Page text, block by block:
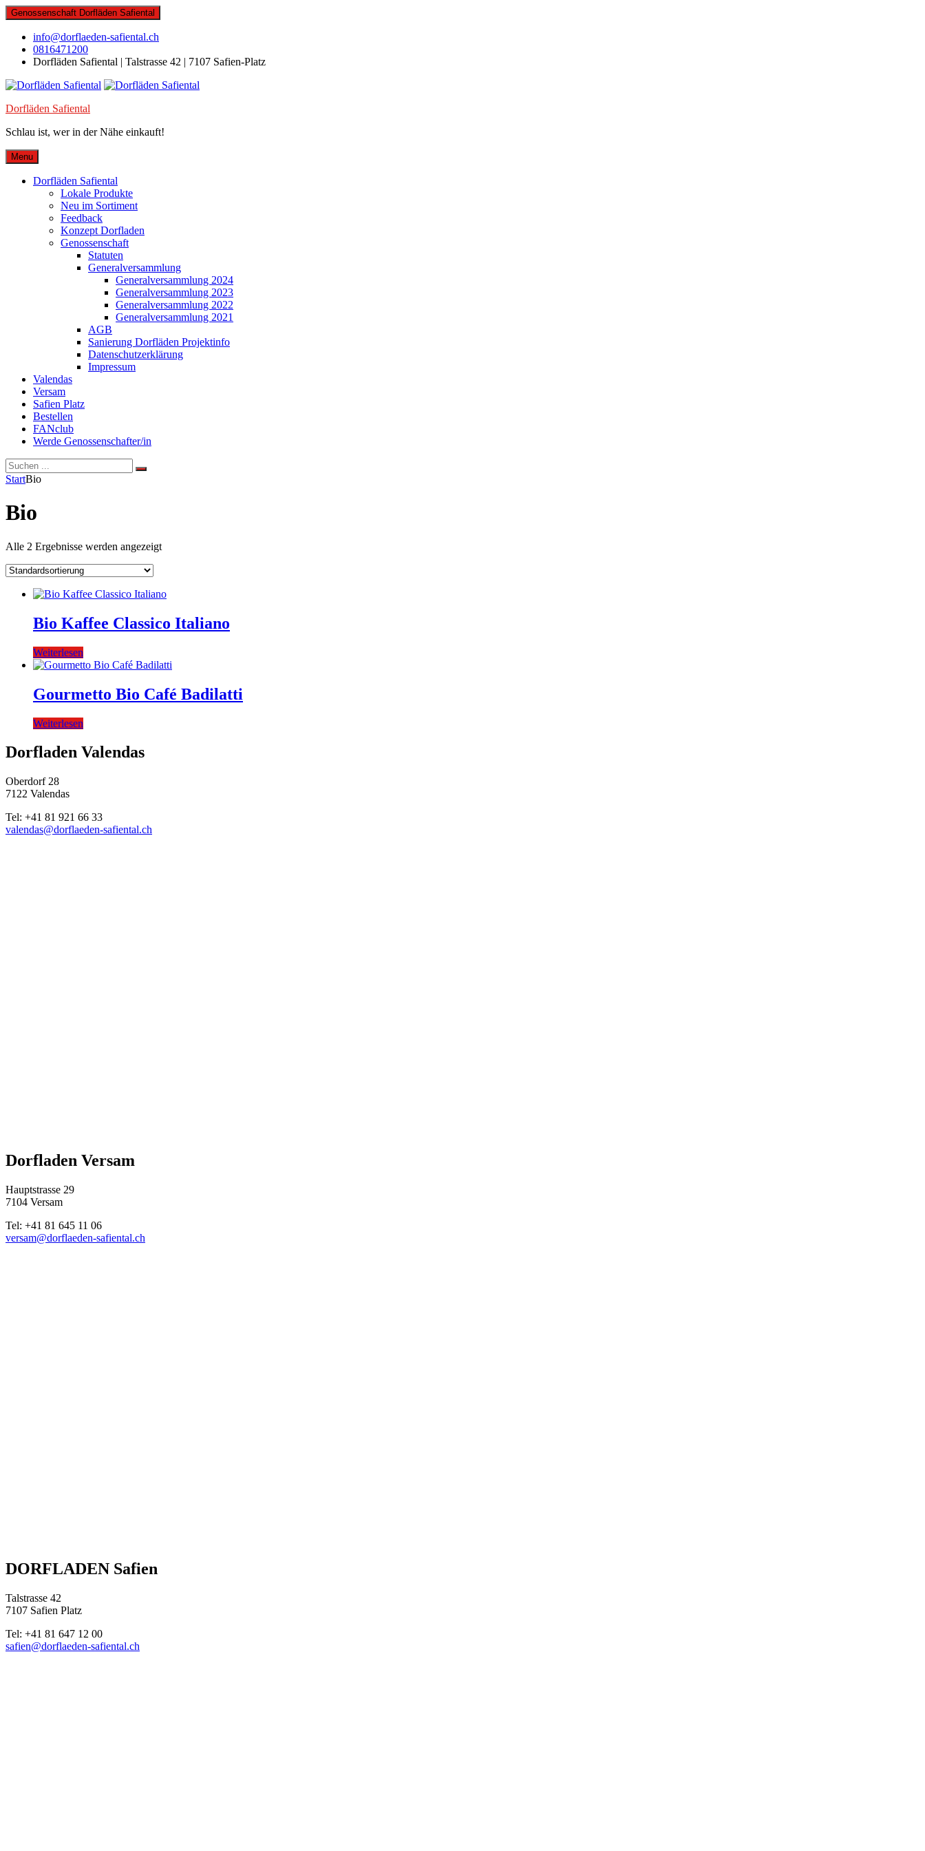
Skip
to
content
Genossenschaft Dorfläden Safiental
info@dorflaeden-safiental.ch
0816471200
Dorfläden Safiental | Talstrasse 42 | 7107 Safien-Platz
Dorfläden Safiental
Schlau ist, wer in der Nähe einkauft!
Menu
Dorfläden Safiental
Lokale Produkte
Neu im Sortiment
Feedback
Konzept Dorfladen
Genossenschaft
Statuten
Generalversammlung
Generalversammlung 2024
Generalversammlung 2023
Generalversammlung 2022
Generalversammlung 2021
AGB
Sanierung Dorfläden Projektinfo
Datenschutzerklärung
Impressum
Valendas
Versam
Safien Platz
Bestellen
FANclub
Werde Genossenschafter/in
Search
Search
Search
for:
Site
StartBio
Bio
Alle 2 Ergebnisse werden angezeigt
Bio Kaffee Classico Italiano
Weiterlesen
Gourmetto Bio Café Badilatti
Weiterlesen
Dorfladen Valendas
Oberdorf 28
7122 Valendas
Tel: +41 81 921 66 33
valendas@dorflaeden-safiental.ch
Dorfladen Versam
Hauptstrasse 29
7104 Versam
Tel: +41 81 645 11 06
versam@dorflaeden-safiental.ch
DORFLADEN Safien
Talstrasse 42
7107 Safien Platz
Tel: +41 81 647 12 00
safien@dorflaeden-safiental.ch